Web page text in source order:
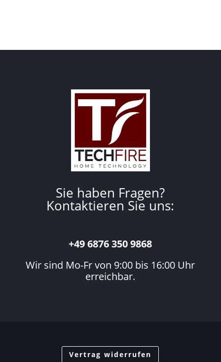
Sie haben Fragen?
Kontaktieren Sie uns:
+49 6876 350 9868
Wir sind Mo-Fr von 9:00 bis 16:00 Uhr
erreichbar.
Vertrag widerrufen